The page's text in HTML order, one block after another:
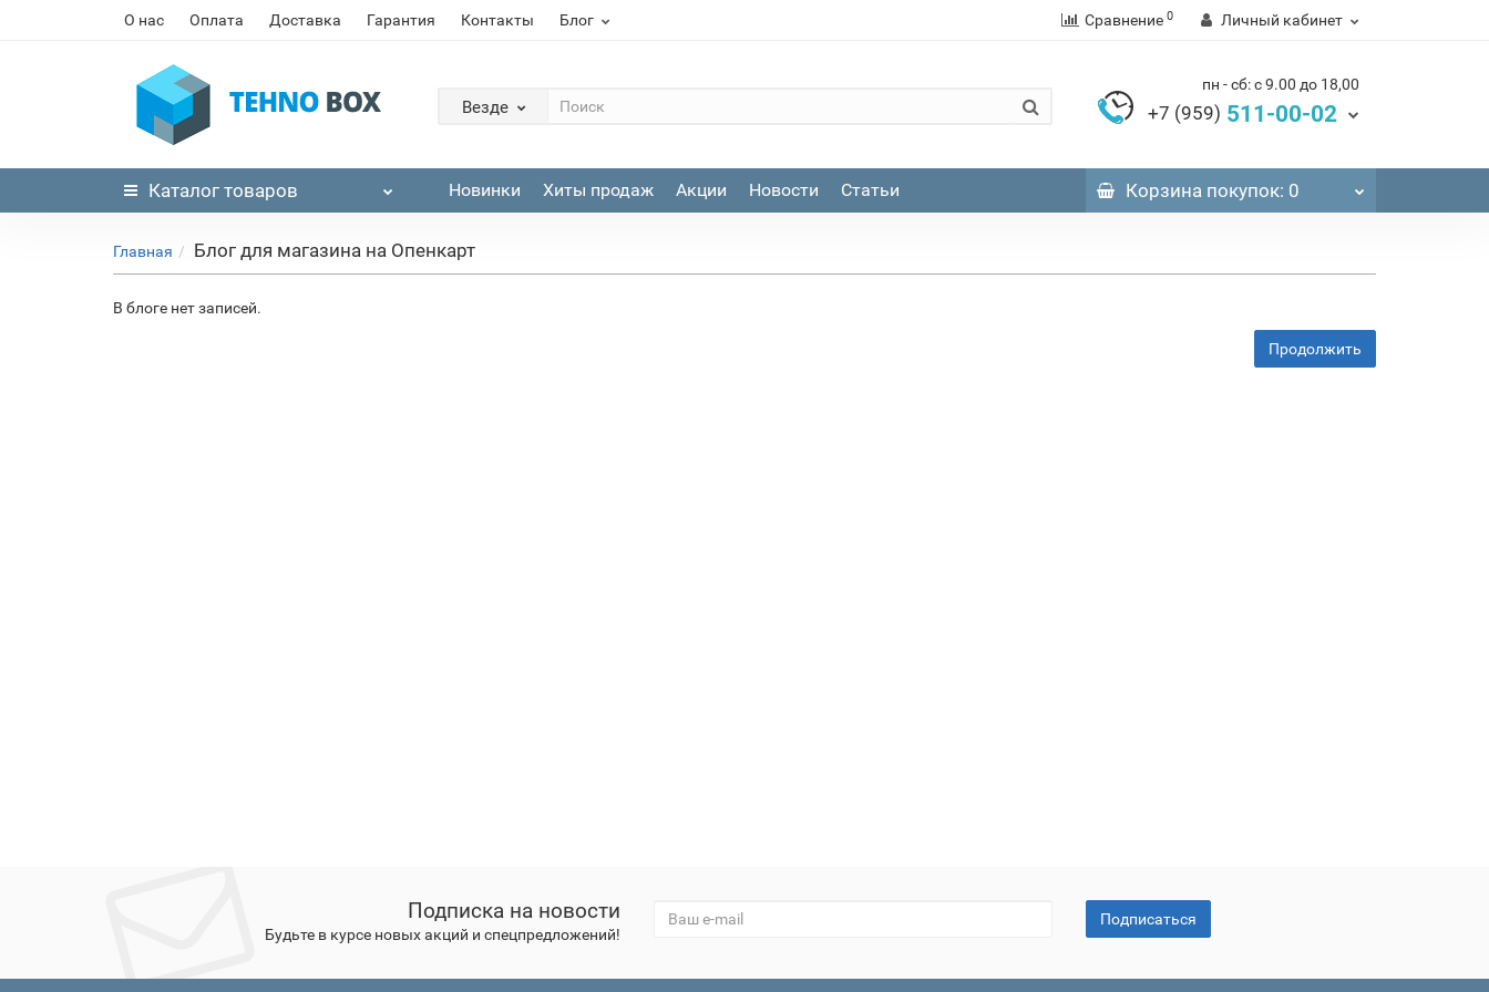
О нас Оплата Доставка Гарантия Контакты Блог Сравнение 0 Личный кабинет
Везде
пн - сб: с 9.00 до 18,00
+7 (959) 511-00-02
Каталог товаров Новинки Хиты продаж Акции Новости Статьи Корзинапокупок: 0
Главная Блог для магазина на Опенкарт
В блоге нет записей.
Продолжить
Подписка на новости
Будьте в курсе новых акций и спецпредложений!
Подписаться